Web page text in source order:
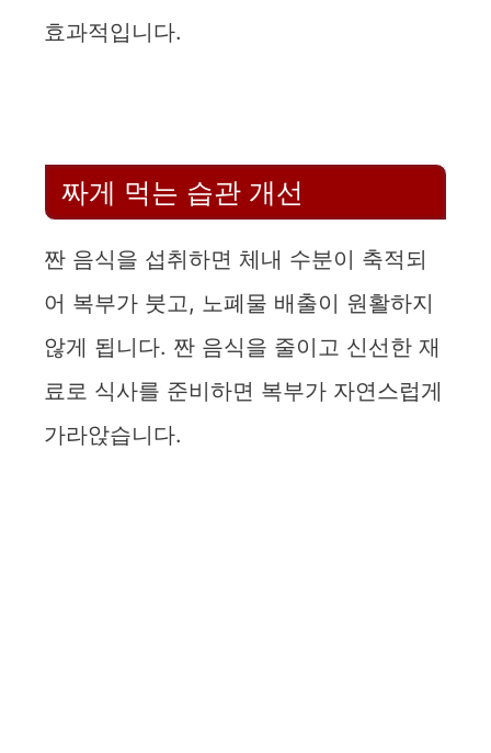
효과적입니다.
짜게 먹는 습관 개선
짠 음식을 섭취하면 체내 수분이 축적되
어 복부가 붓고, 노폐물 배출이 원활하지
않게 됩니다. 짠 음식을 줄이고 신선한 재
료로 식사를 준비하면 복부가 자연스럽게
가라앉습니다.